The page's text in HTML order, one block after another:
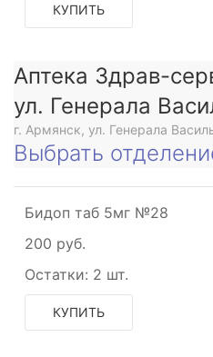
КУПИТЬ
Аптека Здрав-
ул. Генерала
г. Армянск, ул. Генерала
Выбрать
Бидоп таб 5мг №28
200 руб.
Остатки: 2 шт.
КУПИТЬ